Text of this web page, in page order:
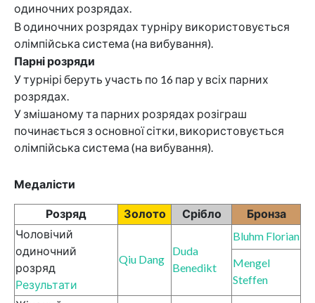
одиночних розрядах.
В одиночних розрядах турніру використовується
олімпійська система (на вибування).
Парні розряди
У турнірі беруть участь по 16 пар у всіх парних
розрядах.
У змішаному та парних розрядах розіграш
починається з основної сітки, використовується
олімпійська система (на вибування).
Медалісти
Розряд Золото Срібло
Бронза
Чоловічий
одиночний
розряд
Результати
Qiu Dang
Duda
Benedikt
Bluhm Florian
Mengel
Steffen